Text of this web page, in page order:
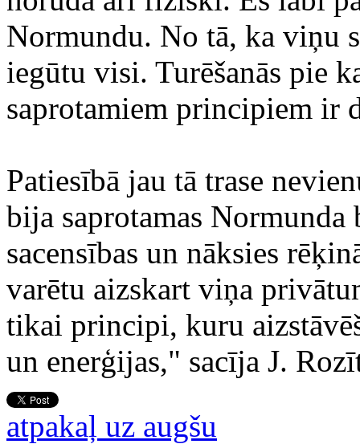
Normundu. No tā, ka viņu
iegūtu visi. Turēšanās pie
saprotamiem principiem ir
Patiesībā jau tā trase
bija saprotamas Normunda
sacensības un nāksies
varētu aizskart viņa
tikai principi, kuru
un enerģijas," sacīja J.
atpakaļ uz augšu